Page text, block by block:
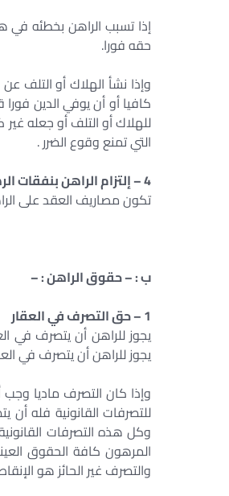
إذا تسبب الراهن بخطئه في
حقه فورا.
وإذا نشأ الهلاك أو التلف عن
كافيا أو أن يوفي الدين
للهلاك أو التلف أو جعله
التي تمنع وقوع الضرر .
4 – إلتزام الراهن بنفقات الرهن
تكون مصاريف العقد على
ب : – حقوق الراهن : –
1 – حق التصرف في العقار
يجوز للراهن أن يتصرف في
يجوز للراهن أن يتصرف في
وإذا كان التصرف ماديا
للتصرفات القانونية فله أن
وكل هذه التصرفات
المرهون كافة الحقوق
والتصرف غير الحائز هو